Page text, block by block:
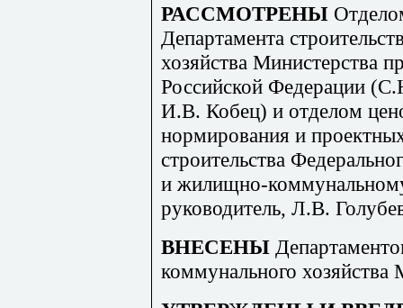
РАССМОТРЕНЫ
Департамента
хозяйства Министерства
Российской Федерации
И.В. Кобец) и отделом
нормирования и
строительства
и жилищно-
руководитель, Л.В.
ВНЕСЕНЫ
коммунального